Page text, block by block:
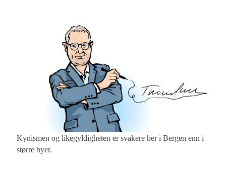
Kynismen og likegyldigheten er svakere her i Bergen enn i
større byer.